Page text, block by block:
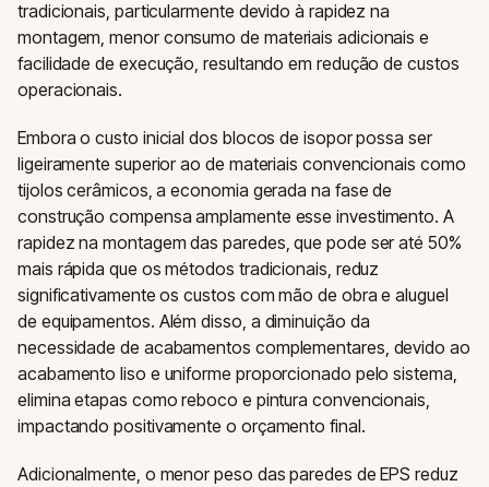
tradicionais, particularmente devido à rapidez na
montagem, menor consumo de materiais adicionais e
facilidade de execução, resultando em redução de custos
operacionais.
Embora o custo inicial dos blocos de isopor possa ser
ligeiramente superior ao de materiais convencionais como
tijolos cerâmicos, a economia gerada na fase de
construção compensa amplamente esse investimento. A
rapidez na montagem das paredes, que pode ser até 50%
mais rápida que os métodos tradicionais, reduz
significativamente os custos com mão de obra e aluguel
de equipamentos. Além disso, a diminuição da
necessidade de acabamentos complementares, devido ao
acabamento liso e uniforme proporcionado pelo sistema,
elimina etapas como reboco e pintura convencionais,
impactando positivamente o orçamento final.
Adicionalmente, o menor peso das paredes de EPS reduz